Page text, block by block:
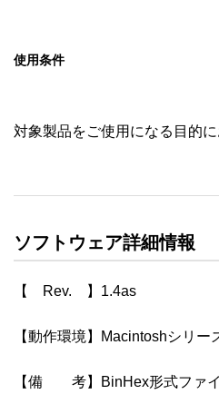
使用条件
対象製品をご使用になる目的
ソフトウェア詳細情報
【　Rev.　】1.4as
【動作環境】Macintoshシリ
【備　　考】BinHex形式ファ